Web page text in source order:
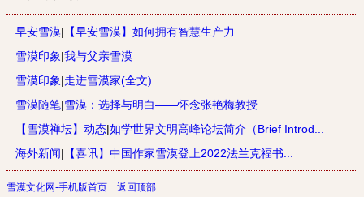
早安雪漠| 【早安雪漠】如何拥有智慧生产力
雪漠印象|我与父亲雪漠
雪漠印象|走进雪漠家(全文)
雪漠随笔|雪漠：选择与明白——怀念张艳梅教授
【雪漠禅坛】动态|如学世界文明高峰论坛简介（Brief Introd...
海外新闻| 【喜讯】中国作家雪漠登上2022法兰克福书...
雪漠文化网-手机版首页 返回顶部